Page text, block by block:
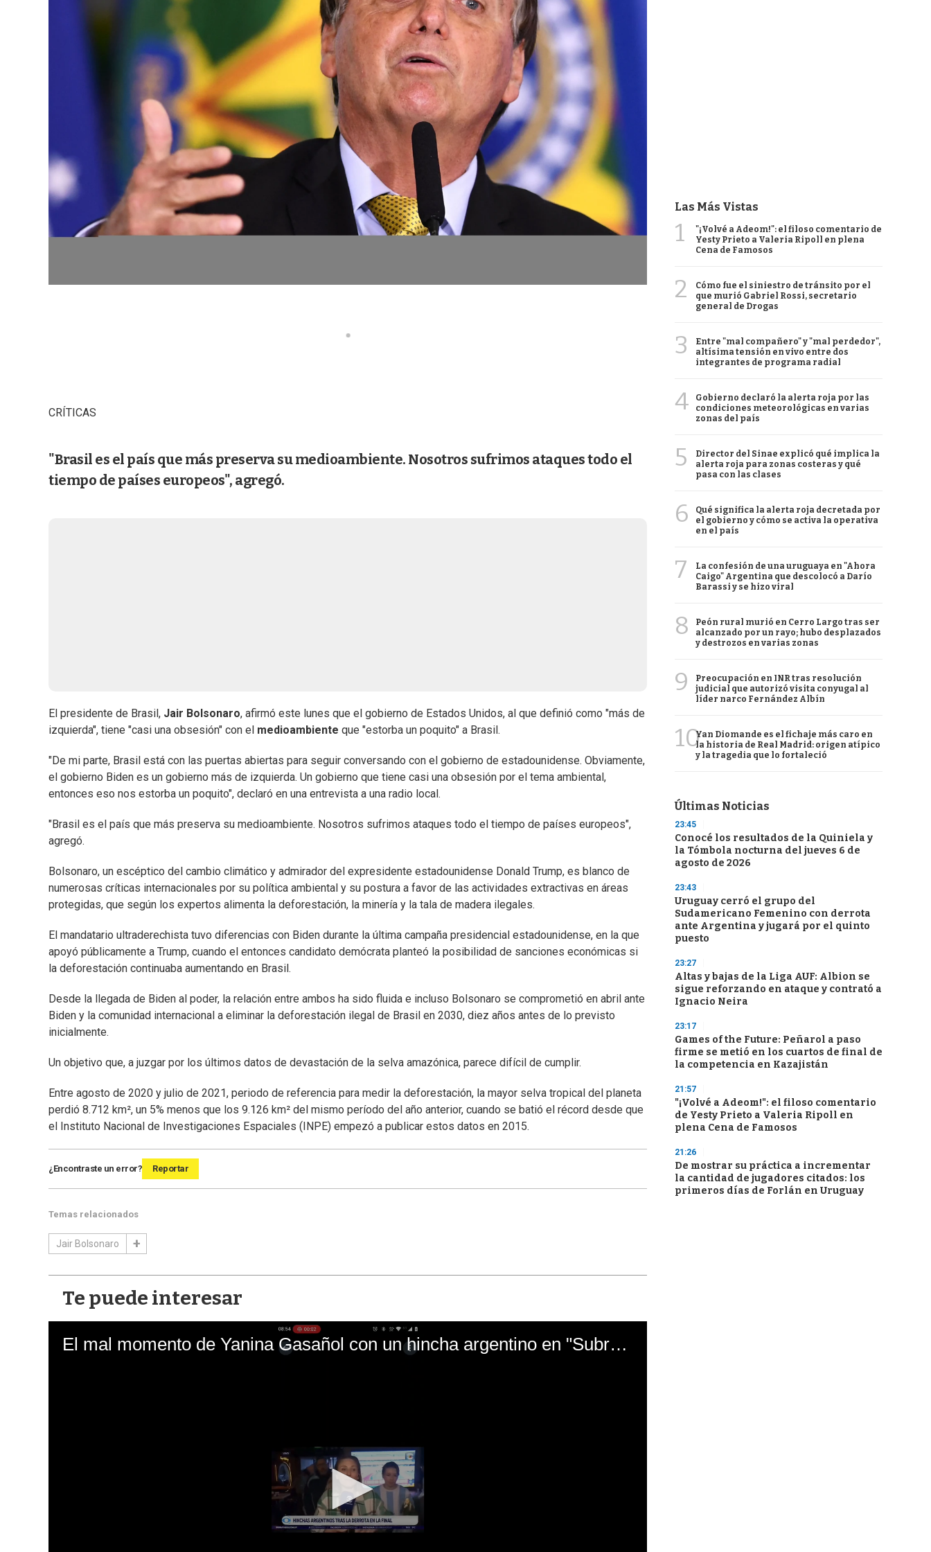
CRÍTICAS
"Brasil es el país que más preserva su medioambiente. Nosotros sufrimos ataques todo el
tiempo de países europeos", agregó.
El presidente de Brasil, Jair Bolsonaro, afirmó este lunes que el gobierno de Estados Unidos, al que definió como "más de
izquierda", tiene "casi una obsesión" con el medioambiente que "estorba un poquito" a Brasil.
"De mi parte, Brasil está con las puertas abiertas para seguir conversando con el gobierno de estadounidense. Obviamente,
el gobierno Biden es un gobierno más de izquierda. Un gobierno que tiene casi una obsesión por el tema ambiental,
entonces eso nos estorba un poquito", declaró en una entrevista a una radio local.
"Brasil es el país que más preserva su medioambiente. Nosotros sufrimos ataques todo el tiempo de países europeos",
agregó.
Bolsonaro, un escéptico del cambio climático y admirador del expresidente estadounidense Donald Trump, es blanco de
numerosas críticas internacionales por su política ambiental y su postura a favor de las actividades extractivas en áreas
protegidas, que según los expertos alimenta la deforestación, la minería y la tala de madera ilegales.
El mandatario ultraderechista tuvo diferencias con Biden durante la última campaña presidencial estadounidense, en la que
apoyó públicamente a Trump, cuando el entonces candidato demócrata planteó la posibilidad de sanciones económicas si
la deforestación continuaba aumentando en Brasil.
Desde la llegada de Biden al poder, la relación entre ambos ha sido fluida e incluso Bolsonaro se comprometió en abril ante
Biden y la comunidad internacional a eliminar la deforestación ilegal de Brasil en 2030, diez años antes de lo previsto
inicialmente.
Un objetivo que, a juzgar por los últimos datos de devastación de la selva amazónica, parece difícil de cumplir.
Entre agosto de 2020 y julio de 2021, periodo de referencia para medir la deforestación, la mayor selva tropical del planeta
perdió 8.712 km², un 5% menos que los 9.126 km² del mismo período del año anterior, cuando se batió el récord desde que
el Instituto Nacional de Investigaciones Espaciales (INPE) empezó a publicar estos datos en 2015.
¿Encontraste un error? Reportar
Temas relacionados
Jair Bolsonaro
Te puede interesar
El mal momento de Yanina Gasañol con un hincha argentino en "Subrayado"
Las Más Vistas
1
"¡Volvé a Adeom!": el filoso comentario de
Yesty Prieto a Valeria Ripoll en plena
Cena de Famosos
2
Cómo fue el siniestro de tránsito por el
que murió Gabriel Rossi, secretario
general de Drogas
3
Entre "mal compañero" y "mal perdedor",
altísima tensión en vivo entre dos
integrantes de programa radial
4
Gobierno declaró la alerta roja por las
condiciones meteorológicas en varias
zonas del país
5
Director del Sinae explicó qué implica la
alerta roja para zonas costeras y qué
pasa con las clases
6
Qué significa la alerta roja decretada por
el gobierno y cómo se activa la operativa
en el país
7
La confesión de una uruguaya en "Ahora
Caigo" Argentina que descolocó a Darío
Barassi y se hizo viral
8
Peón rural murió en Cerro Largo tras ser
alcanzado por un rayo; hubo desplazados
y destrozos en varias zonas
9
Preocupación en INR tras resolución
judicial que autorizó visita conyugal al
líder narco Fernández Albín
10Yan Diomande es el fichaje más caro en
la historia de Real Madrid: origen atípico
y la tragedia que lo fortaleció
Últimas Noticias
23:45
Conocé los resultados de la Quiniela y
la Tómbola nocturna del jueves 6 de
agosto de 2026
23:43
Uruguay cerró el grupo del
Sudamericano Femenino con derrota
ante Argentina y jugará por el quinto
puesto
23:27
Altas y bajas de la Liga AUF: Albion se
sigue reforzando en ataque y contrató a
Ignacio Neira
23:17
Games of the Future: Peñarol a paso
firme se metió en los cuartos de final de
la competencia en Kazajistán
21:57
"¡Volvé a Adeom!": el filoso comentario
de Yesty Prieto a Valeria Ripoll en
plena Cena de Famosos
21:26
De mostrar su práctica a incrementar
la cantidad de jugadores citados: los
primeros días de Forlán en Uruguay